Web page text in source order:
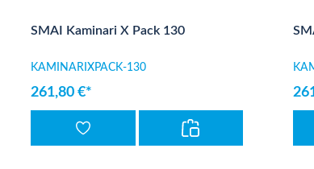
SMAI Kaminari X Pack 130
KAMINARIXPACK-130
261,80 €*